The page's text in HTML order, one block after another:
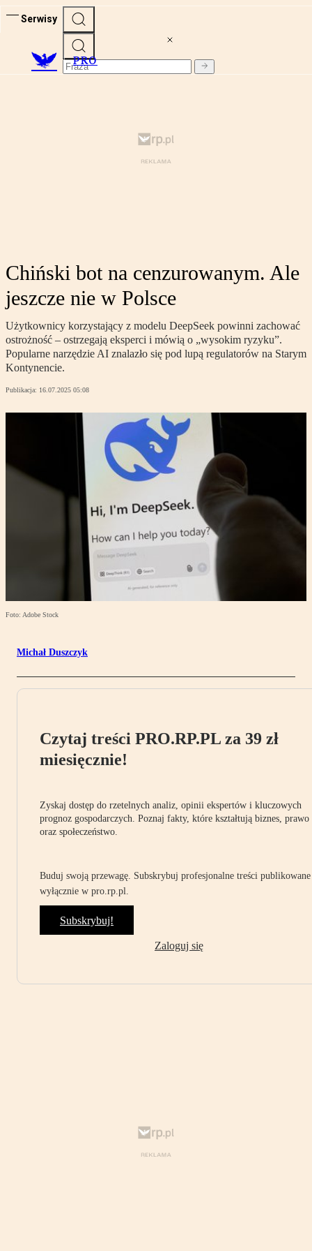
Serwisy
PRO
Chiński bot na cenzurowanym. Ale
jeszcze nie w Polsce
Użytkownicy korzystający z modelu DeepSeek powinni zachować
ostrożność – ostrzegają eksperci i mówią o „wysokim ryzyku”.
Popularne narzędzie AI znalazło się pod lupą regulatorów na Starym
Kontynencie.
Publikacja: 16.07.2025 05:08
Foto: Adobe Stock
Michał Duszczyk
Czytaj treści PRO.RP.PL za 39 zł
miesięcznie!
Zyskaj dostęp do rzetelnych analiz, opinii ekspertów i kluczowych
prognoz gospodarczych. Poznaj fakty, które kształtują biznes, prawo
oraz społeczeństwo.
Buduj swoją przewagę. Subskrybuj profesjonalne treści publikowane
wyłącznie w pro.rp.pl.
Subskrybuj!
Zaloguj się